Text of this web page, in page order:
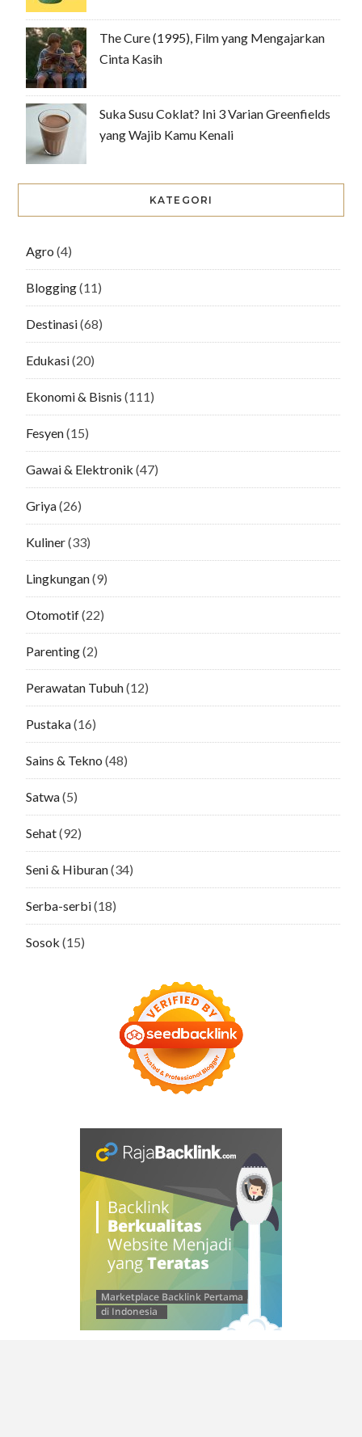
The Cure (1995), Film yang Mengajarkan
Cinta Kasih
Suka Susu Coklat? Ini 3 Varian Greenfields
yang Wajib Kamu Kenali
KATEGORI
Agro (4)
Blogging(11)
Destinasi(68)
Edukasi(20)
Ekonomi & Bisnis (111)
Fesyen(15)
Gawai & Elektronik (47)
Griya(26)
Kuliner(33)
Lingkungan(9)
Otomotif(22)
Parenting(2)
Perawatan Tubuh(12)
Pustaka(16)
Sains & Tekno (48)
Satwa(5)
Sehat(92)
Seni & Hiburan(34)
Serba-serbi(18)
Sosok (15)